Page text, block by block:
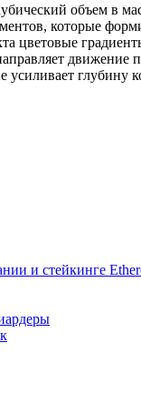
объем в
которые
цветовые
движение
и стейкинге